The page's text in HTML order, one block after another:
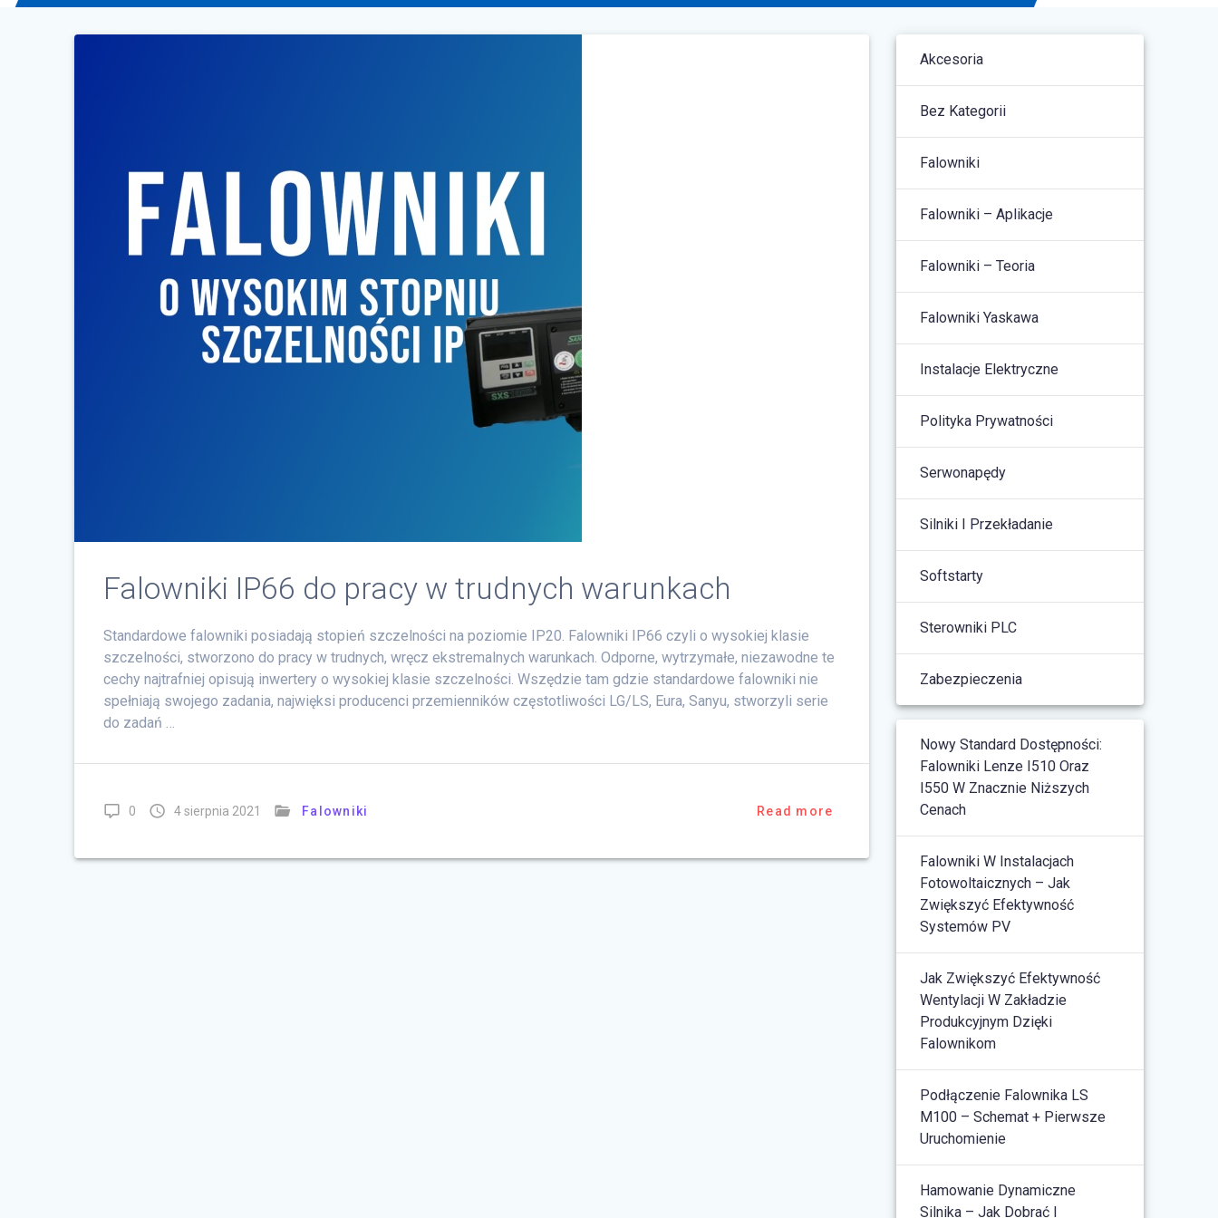
Falowniki IP66 do pracy w trudnych warunkach
Standardowe falowniki posiadają stopień szczelności na poziomie IP20. Falowniki IP66 czyli o wysokiej klasie
szczelności, stworzono do pracy w trudnych, wręcz ekstremalnych warunkach. Odporne, wytrzymałe, niezawodne te
cechy najtrafniej opisują inwertery o wysokiej klasie szczelności. Wszędzie tam gdzie standardowe falowniki nie
spełniają swojego zadania, najwięksi producenci przemienników częstotliwości LG/LS, Eura, Sanyu, stworzyli serie
do zadań …
0 4 sierpnia 2021 Falowniki Read more
Akcesoria
Bez Kategorii
Falowniki
Falowniki – Aplikacje
Falowniki – Teoria
Falowniki Yaskawa
Instalacje Elektryczne
Polityka Prywatności
Serwonapędy
Silniki I Przekładanie
Softstarty
Sterowniki PLC
Zabezpieczenia
Nowy Standard Dostępności:
Falowniki Lenze I510 Oraz
I550 W Znacznie Niższych
Cenach
Falowniki W Instalacjach
Fotowoltaicznych – Jak
Zwiększyć Efektywność
Systemów PV
Jak Zwiększyć Efektywność
Wentylacji W Zakładzie
Produkcyjnym Dzięki
Falownikom
Podłączenie Falownika LS
M100 – Schemat + Pierwsze
Uruchomienie
Hamowanie Dynamiczne
Silnika – Jak Dobrać I